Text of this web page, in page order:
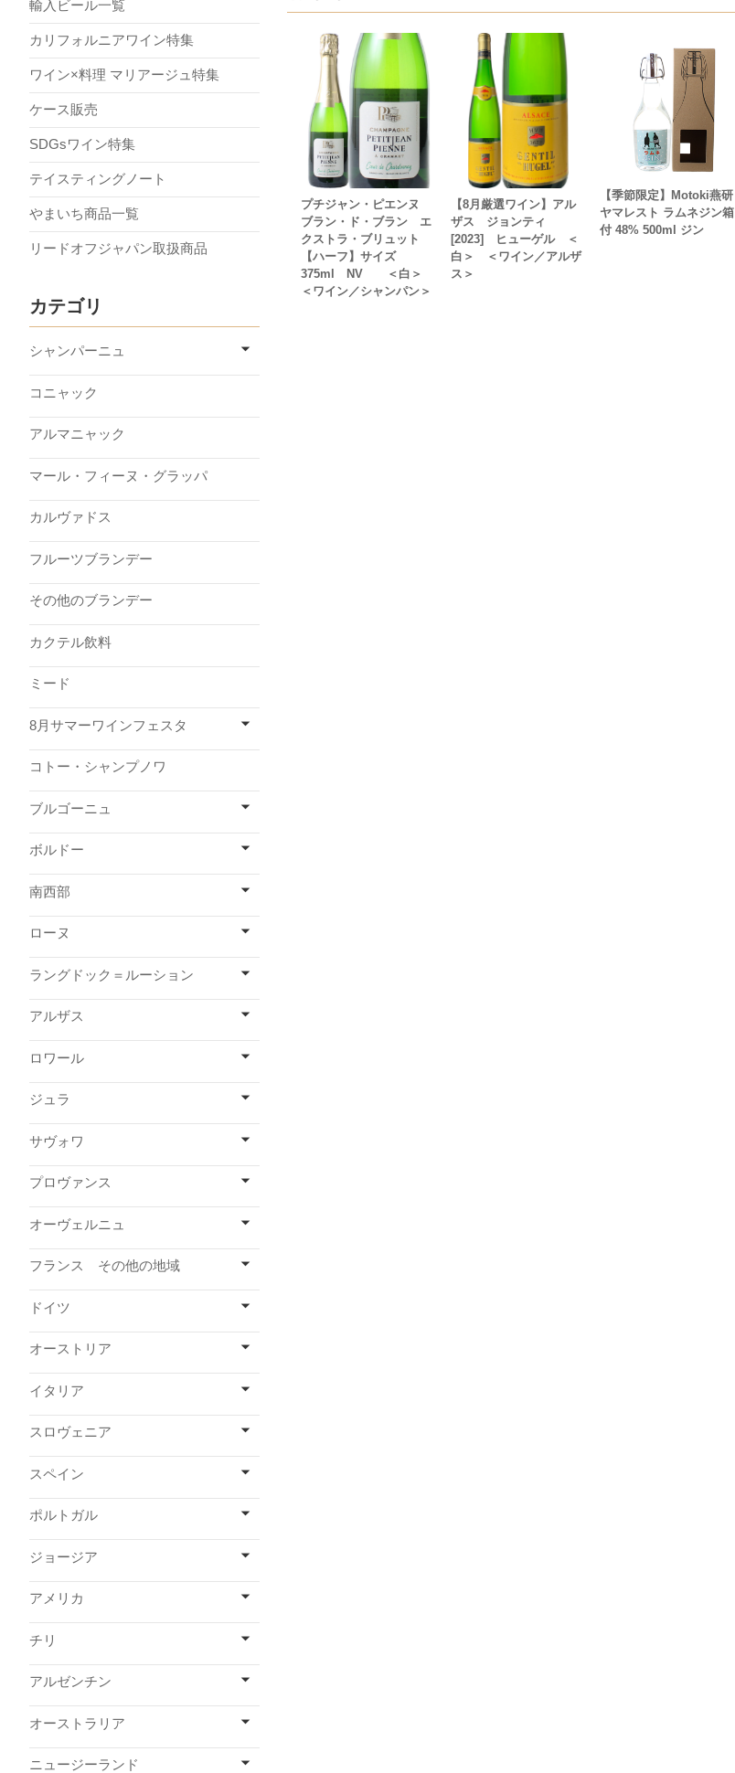
プチジャン・ピエンヌ
ブラン・ド・ブラン エ
クストラ・ブリュット
【ハーフ】サイズ
375ml NV ＜白＞
＜ワイン／シャンパン＞
【8月厳選ワイン】アル
ザス ジョンティ
[2023] ヒューゲル ＜
白＞ ＜ワイン／アルザ
ス＞
【季節限定】Motoki燕研
ヤマレスト ラムネジン箱
付 48% 500ml ジン
輸入ビール一覧
カリフォルニアワイン特集
ワイン×料理 マリアージュ特集
ケース販売
SDGsワイン特集
テイスティングノート
やまいち商品一覧
リードオフジャパン取扱商品
カテゴリ
シャンパーニュ
コニャック
アルマニャック
マール・フィーヌ・グラッパ
カルヴァドス
フルーツブランデー
その他のブランデー
カクテル飲料
ミード
8月サマーワインフェスタ
コトー・シャンプノワ
ブルゴーニュ
ボルドー
南西部
ローヌ
ラングドック＝ルーション
アルザス
ロワール
ジュラ
サヴォワ
プロヴァンス
オーヴェルニュ
フランス その他の地域
ドイツ
オーストリア
イタリア
スロヴェニア
スペイン
ポルトガル
ジョージア
アメリカ
チリ
アルゼンチン
オーストラリア
ニュージーランド